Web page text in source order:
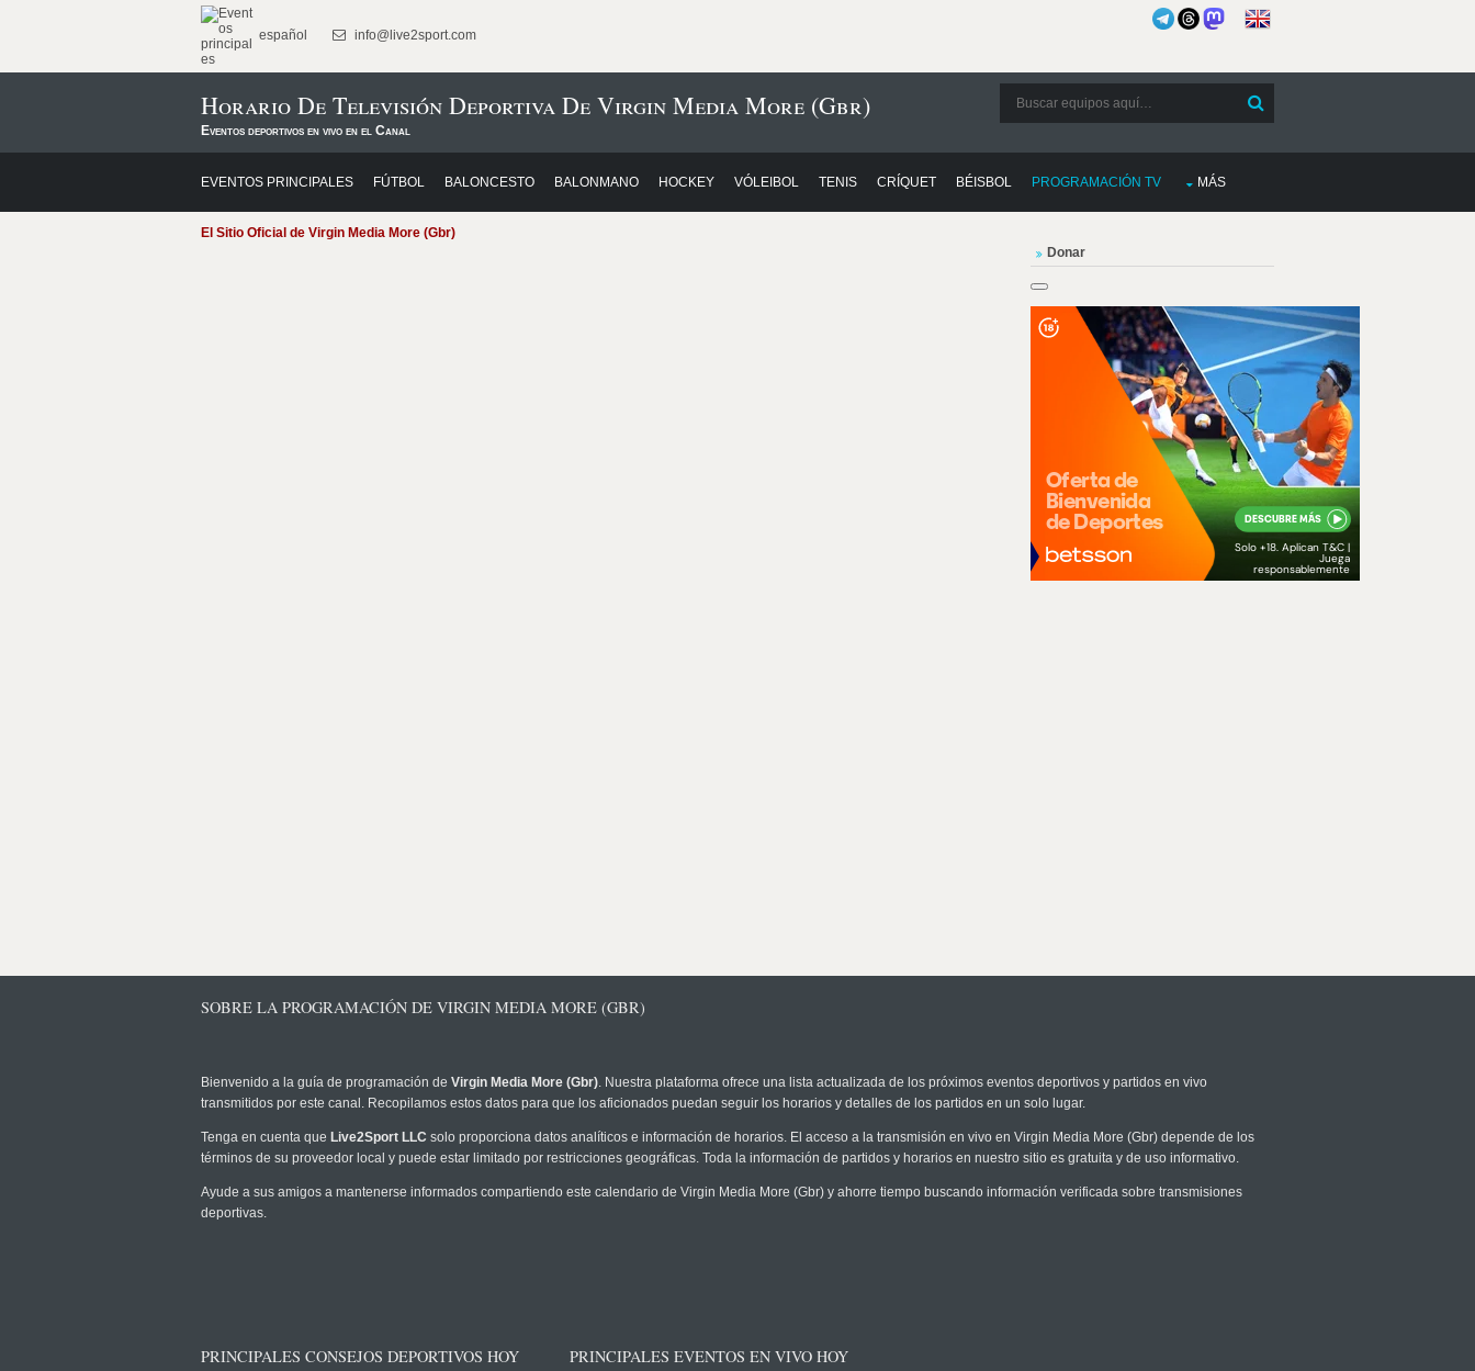
español info@live2sport.com
Horario De Televisión Deportiva De Virgin Media More (Gbr)
Eventos deportivos en vivo en el Canal
EVENTOS PRINCIPALES FÚTBOL BALONCESTO BALONMANO HOCKEY VÓLEIBOL TENIS CRÍQUET BÉISBOL PROGRAMACIÓN TV MÁS
El Sitio Oficial de Virgin Media More (Gbr)
Donar
SOBRE LA PROGRAMACIÓN DE VIRGIN MEDIA MORE (GBR)
Bienvenido a la guía de programación de Virgin Media More (Gbr). Nuestra plataforma ofrece una lista actualizada de los próximos eventos deportivos y partidos en vivo
transmitidos por este canal. Recopilamos estos datos para que los aficionados puedan seguir los horarios y detalles de los partidos en un solo lugar.
Tenga en cuenta que Live2Sport LLC solo proporciona datos analíticos e información de horarios. El acceso a la transmisión en vivo en Virgin Media More (Gbr) depende de los
términos de su proveedor local y puede estar limitado por restricciones geográficas. Toda la información de partidos y horarios en nuestro sitio es gratuita y de uso informativo.
Ayude a sus amigos a mantenerse informados compartiendo este calendario de Virgin Media More (Gbr) y ahorre tiempo buscando información verificada sobre transmisiones
deportivas.
PRINCIPALES CONSEJOS DEPORTIVOS HOY PRINCIPALES EVENTOS EN VIVO HOY